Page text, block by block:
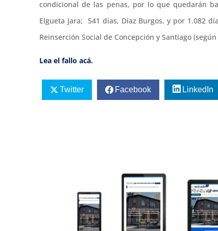
condicional de las penas, por lo que quedarán
Elgueta Jara; 541 días, Díaz Burgos, y por 1.082
Reinserción Social de Concepción y Santiago
Lea el fallo acá.
Twitter Facebook LinkedIn